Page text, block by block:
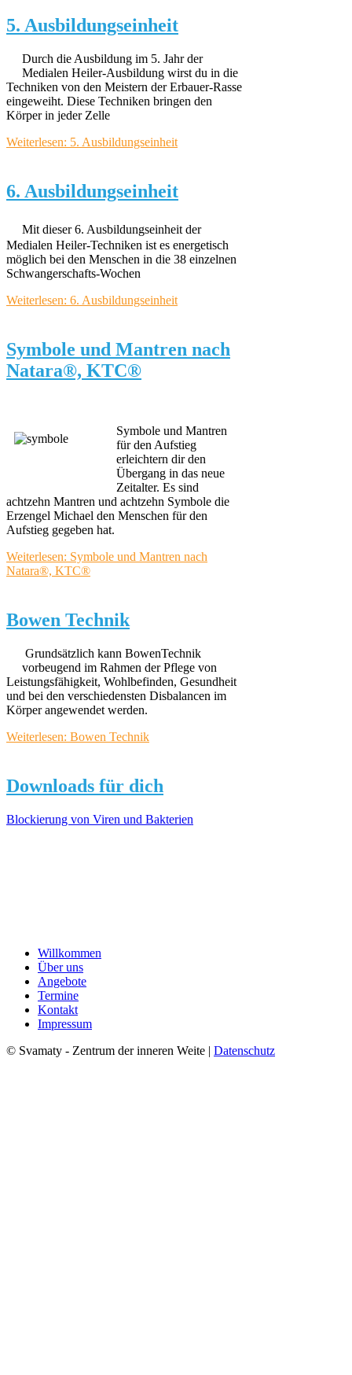
5. Ausbildungseinheit
Durch die Ausbildung im 5. Jahr der
Medialen Heiler-Ausbildung wirst du in die
Techniken von den Meistern der Erbauer-Rasse
eingeweiht. Diese Techniken bringen den
Körper in jeder Zelle
Weiterlesen: 5. Ausbildungseinheit
6. Ausbildungseinheit
Mit dieser 6. Ausbildungseinheit der
Medialen Heiler-Techniken ist es energetisch
möglich bei den Menschen in die 38 einzelnen
Schwangerschafts-Wochen
Weiterlesen: 6. Ausbildungseinheit
Symbole und Mantren nach
Natara®, KTC®
Symbole und Mantren
für den Aufstieg
erleichtern dir den
Übergang in das neue
Zeitalter. Es sind
achtzehn Mantren und achtzehn Symbole die
Erzengel Michael den Menschen für den
Aufstieg gegeben hat.
Weiterlesen: Symbole und Mantren nach
Natara®, KTC®
Bowen Technik
Grundsätzlich kann BowenTechnik
vorbeugend im Rahmen der Pflege von
Leistungsfähigkeit, Wohlbefinden, Gesundheit
und bei den verschiedensten Disbalancen im
Körper angewendet werden.
Weiterlesen: Bowen Technik
Downloads für dich
Blockierung von Viren und Bakterien
Willkommen
Über uns
Angebote
Termine
Kontakt
Impressum
© Svamaty - Zentrum der inneren Weite | Datenschutz